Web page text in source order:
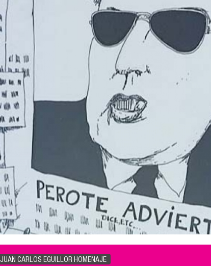
JUAN CARLOS EGUILLOR HOMENAJE